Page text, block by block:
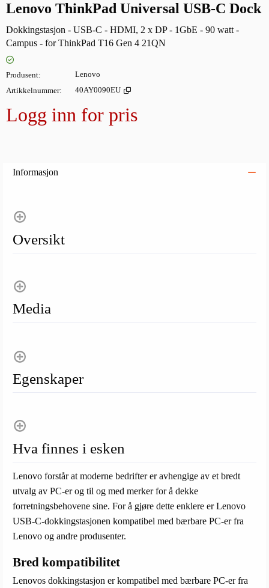
Lenovo ThinkPad Universal USB-C Dock
Dokkingstasjon - USB-C - HDMI, 2 x DP - 1GbE - 90 watt -
Campus - for ThinkPad T16 Gen 4 21QN
Produsent Lenovo
Artikkelnummer 40AY0090EU
Logg inn for pris
Informasjon
Oversikt
Media
Egenskaper
Hva finnes i esken
Lenovo forstår at moderne bedrifter er avhengige av et bredt
utvalg av PC-er og til og med merker for å dekke
forretningsbehovene sine. For å gjøre dette enklere er Lenovo
USB-C-dokkingstasjonen kompatibel med bærbare PC-er fra
Lenovo og andre produsenter.
Bred kompatibilitet
Lenovos dokkingstasjon er kompatibel med bærbare PC-er fra